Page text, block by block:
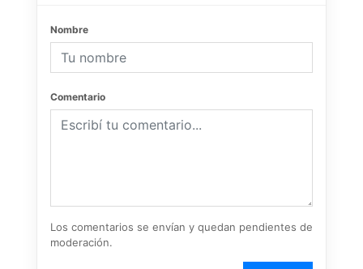
Nombre
Comentario
Los comentarios se envían y quedan pendientes de
moderación.